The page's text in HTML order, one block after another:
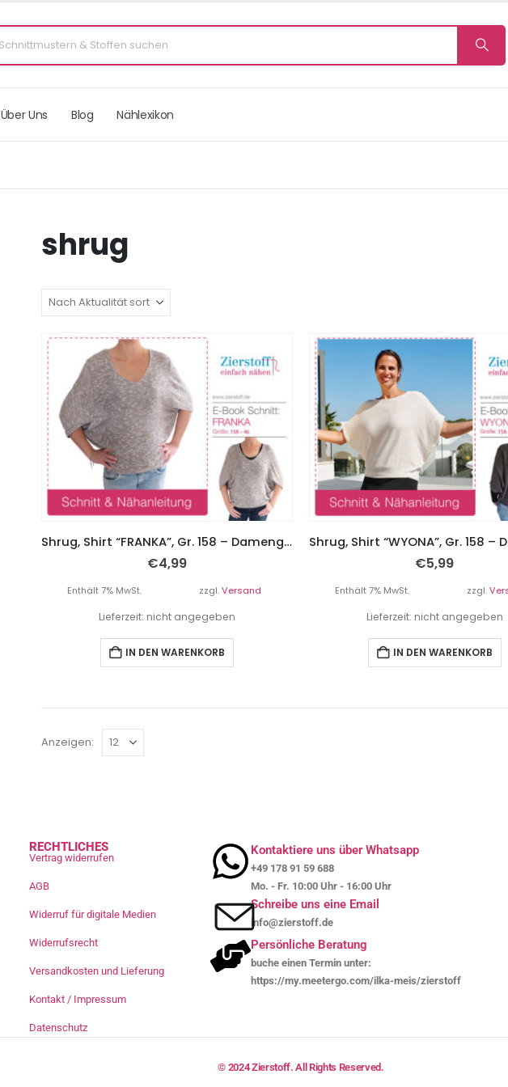
Über Uns Blog Nählexikon
shrug
Shrug, Shirt “FRANKA”, Gr. 158 – Damengr. 46
€4,99
Enthält 7% MwSt. zzgl.Versand
Lieferzeit: nicht angegeben
IN DEN WARENKORB
€5,99
Enthält 7% MwSt. zzgl.
Lieferzeit: nicht angegeben
IN DEN WARENKORB
Anzeigen:
RECHTLICHES
Vertrag widerrufen
AGB
Widerruf für digitale Medien
Widerrufsrecht
Versandkosten und Lieferung
Kontakt / Impressum
Datenschutz
Kontaktiere uns über Whatsapp
+49 178 91 59 688
Mo. - Fr. 10:00 Uhr - 16:00 Uhr
Schreibe uns eine Email
info@zierstoff.de
Persönliche Beratung
buche einen Termin unter:
https://my.meetergo.com/ilka-meis/zierstoff
© 2024 Zierstoff. All Rights Reserved.